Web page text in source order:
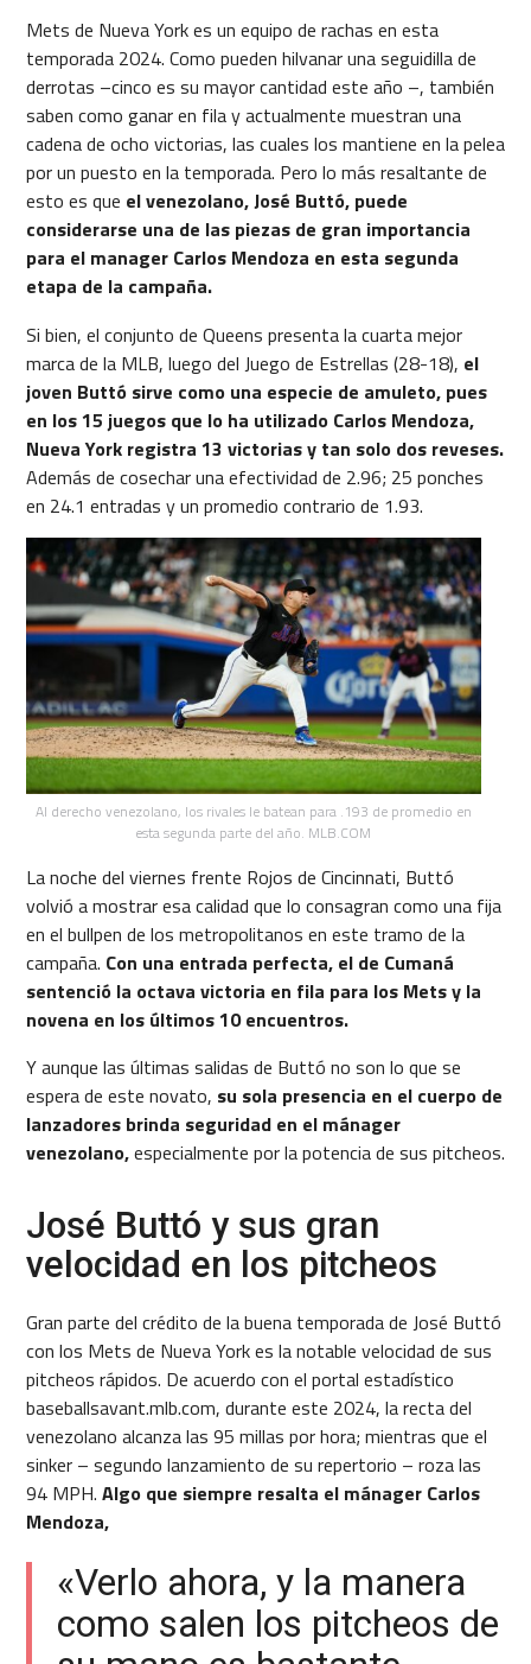
Mets de Nueva York es un equipo de rachas en esta
temporada 2024. Como pueden hilvanar una seguidilla de
derrotas –cinco es su mayor cantidad este año –, también
saben como ganar en fila y actualmente muestran una
cadena de ocho victorias, las cuales los mantiene en la pelea
por un puesto en la temporada. Pero lo más resaltante de
esto es que el venezolano, José Buttó, puede
considerarse una de las piezas de gran importancia
para el manager Carlos Mendoza en esta segunda
etapa de la campaña.
Si bien, el conjunto de Queens presenta la cuarta mejor
marca de la MLB, luego del Juego de Estrellas (28-18), el
joven Buttó sirve como una especie de amuleto, pues
en los 15 juegos que lo ha utilizado Carlos Mendoza,
Nueva York registra 13 victorias y tan solo dos reveses.
Además de cosechar una efectividad de 2.96; 25 ponches
en 24.1 entradas y un promedio contrario de 1.93.
Al derecho venezolano, los rivales le batean para .193 de promedio en
esta segunda parte del año. MLB.COM
La noche del viernes frente Rojos de Cincinnati, Buttó
volvió a mostrar esa calidad que lo consagran como una fija
en el bullpen de los metropolitanos en este tramo de la
campaña. Con una entrada perfecta, el de Cumaná
sentenció la octava victoria en fila para los Mets y la
novena en los últimos 10 encuentros.
Y aunque las últimas salidas de Buttó no son lo que se
espera de este novato, su sola presencia en el cuerpo de
lanzadores brinda seguridad en el mánager
venezolano,especialmente por la potencia de sus pitcheos.
José Buttó y sus gran
velocidad en los pitcheos
Gran parte del crédito de la buena temporada de José Buttó
con los Mets de Nueva York es la notable velocidad de sus
pitcheos rápidos. De acuerdo con el portal estadístico
baseballsavant.mlb.com, durante este 2024, la recta del
venezolano alcanza las 95 millas por hora; mientras que el
sinker – segundo lanzamiento de su repertorio – roza las
94 MPH. Algo que siempre resalta el mánager Carlos
Mendoza,
«Verlo ahora, y la manera
como salen los pitcheos de